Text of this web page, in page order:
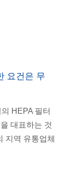
요건은 무
HEPA 필터
대표하는 것
지역 유통업체